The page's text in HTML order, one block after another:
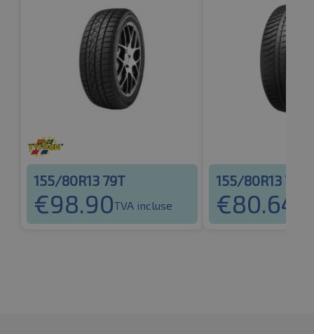
155/80R13 79T
€98.90TVA incluse
155/80R13 79T
€80.64